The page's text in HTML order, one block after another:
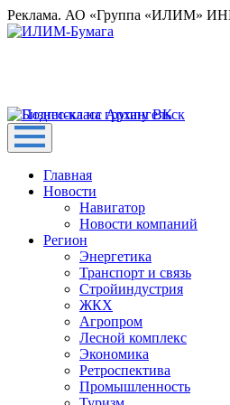
Реклама. АО «Группа «ИЛИМ»
Главная
Новости
Навигатор
Новости компаний
Регион
Энергетика
Транспорт и связь
Стройиндустрия
ЖКХ
Агропром
Лесной комплекс
Экономика
Ретроспектива
Промышленность